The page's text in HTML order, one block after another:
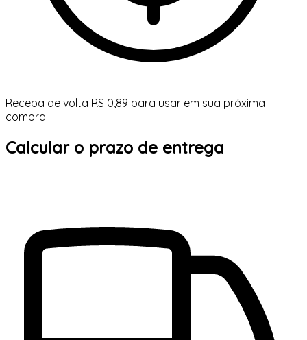
Receba de volta R$ 0,89 para usar em sua próxima
compra
Calcular o prazo de entrega